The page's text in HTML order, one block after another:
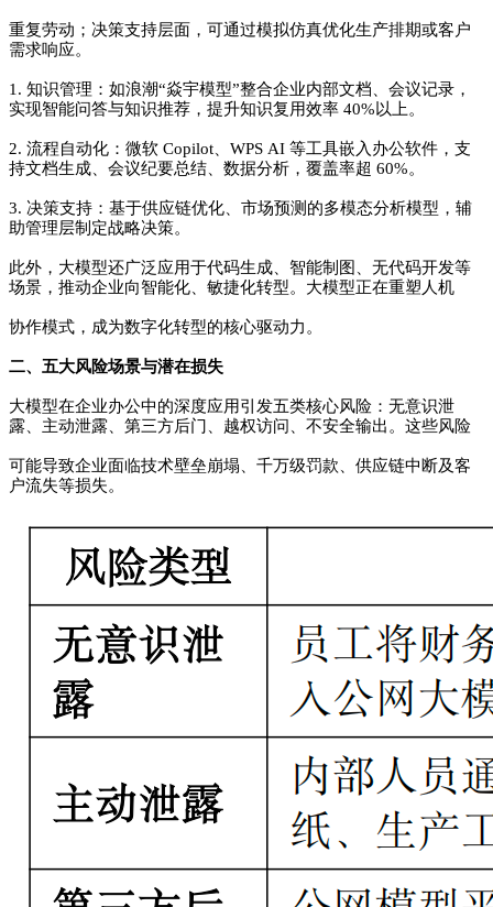
重复劳动；决策支持层面，可通过模拟仿真优化生产排期或客户
需求响应。
1. 知识管理：如浪潮“焱宇模型”整合企业内部文档、会议记录，
实现智能问答与知识推荐，提升知识复用效率 40%以上。
2. 流程自动化：微软 Copilot、WPS AI 等工具嵌入办公软件，支
持文档生成、会议纪要总结、数据分析，覆盖率超 60%。
3. 决策支持：基于供应链优化、市场预测的多模态分析模型，辅
助管理层制定战略决策。
此外，大模型还广泛应用于代码生成、智能制图、无代码开发等
场景，推动企业向智能化、敏捷化转型。大模型正在重塑人机
协作模式，成为数字化转型的核心驱动力。
二、五大风险场景与潜在损失
大模型在企业办公中的深度应用引发五类核心风险：无意识泄
露、主动泄露、 第三方后门、越权访问、不安全输出。这些风险
可能导致企业面临技术壁垒崩塌、 千万级罚款、供应链中断及客
户流失等损失。